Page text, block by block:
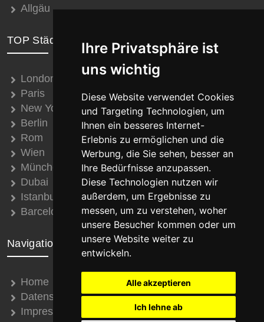
Ihre Privatsphäre ist
uns wichtig
Diese Website verwendet Cookies
und Targeting Technologien, um
Ihnen ein besseres Internet-
Erlebnis zu ermöglichen und die
Werbung, die Sie sehen, besser an
Ihre Bedürfnisse anzupassen.
Diese Technologien nutzen wir
außerdem, um Ergebnisse zu
messen, um zu verstehen, woher
unsere Besucher kommen oder um
unsere Website weiter zu
entwickeln.
Alle akzeptieren
Ich lehne ab
Allgäu
TOP Städte
London
Paris
New York
Berlin
Rom
Wien
München
Dubai
Istanbul
Barcelona
Navigation
Home
Datenschutz
Impressum